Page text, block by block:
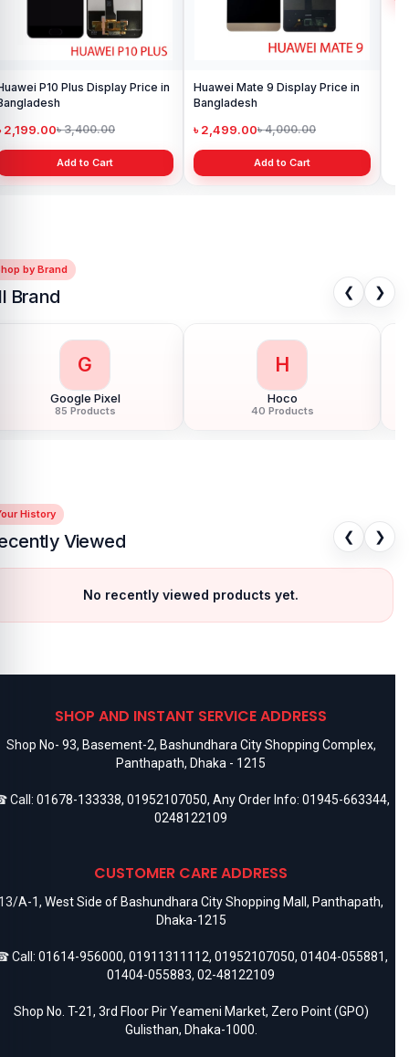
P10 Plus Display Price in
2,199.00৳ 3,400.00
Add to Cart
Huawei Mate 9 Display Price in
Bangladesh
৳ 2,499.00৳ 4,000.00
Add to Cart
by Brand
Brand ❮ ❯
G
Google Pixel
85 Products
H
Hoco
40 Products
History
Viewed ❮ ❯
No recently viewed products yet.
SHOP AND INSTANT SERVICE ADDRESS
Shop No- 93, Basement-2, Bashundhara City Shopping Complex,
Panthapath, Dhaka - 1215
Call: 01678-133338, 01952107050, Any Order Info: 01945-663344,
0248122109
CUSTOMER CARE ADDRESS
A-1, West Side of Bashundhara City Shopping Mall, Panthapath,
Dhaka-1215
Call: 01614-956000, 01911311112, 01952107050, 01404-055881,
01404-055883, 02-48122109
Shop No. T-21, 3rd Floor Pir Yeameni Market, Zero Point (GPO)
Gulisthan, Dhaka-1000.